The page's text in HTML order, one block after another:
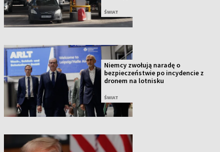
ŚWIAT
Niemcy zwołują naradę o
bezpieczeństwie po incydencie z
dronem na lotnisku
ŚWIAT